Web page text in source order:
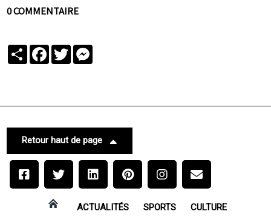
0 COMMENTAIRE
PartagerFacebook
Twitter
Retour haut de page
ACTUALITÉS SPORTS CULTURE